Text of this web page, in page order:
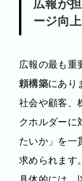
ージ向
広報の最も重
頼構築にあり
社会や顧客、
クホルダーに
たいか」を一
求められます。